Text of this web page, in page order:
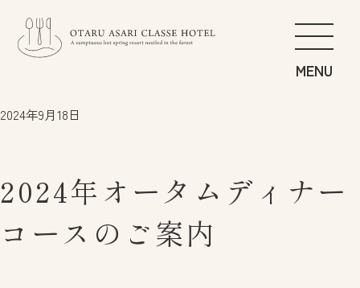
愉快之遊 GET ACTIVE
住宿建議 RECOMMEND
2024年9月18日
2024年オータムディナー
コースのご案内